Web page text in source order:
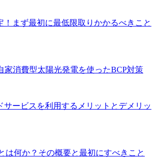
！まず最初に最低限取りかかるべきこと
家消費型太陽光発電を使ったBCP対策
サービスを利用するメリットとデメリッ
は何か？その概要と最初にすべきこと